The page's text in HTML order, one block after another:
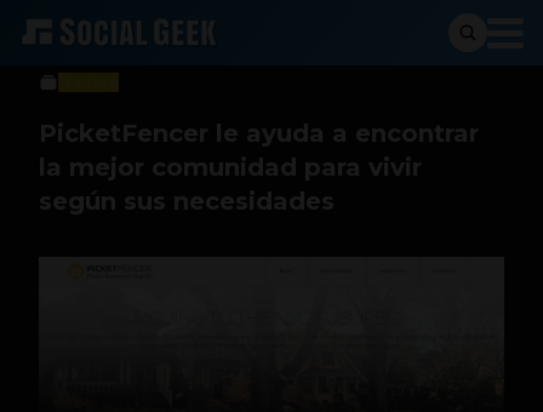
Sergio Ramos
30 de agosto de 2016
PicketFencer le ayuda a encontrar
la mejor comunidad para vivir
según sus necesidades